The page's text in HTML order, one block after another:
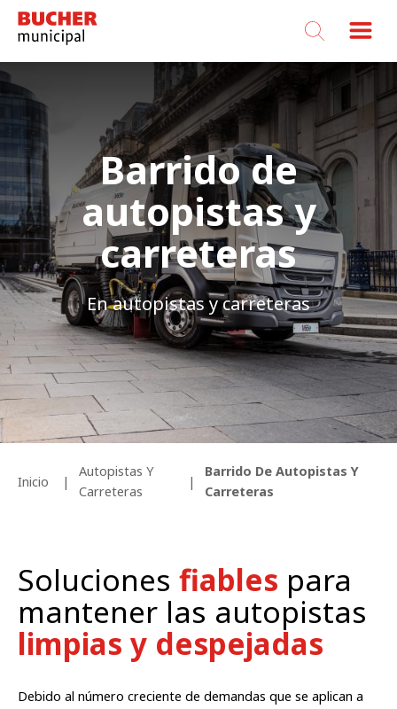
Bucher
Municipal
Barrido de
autopistas y
carreteras
En autopistas y carreteras
Inicio
Autopistas Y
Carreteras
Barrido De Autopistas Y
Carreteras
Soluciones fiables para
mantener las autopistas
limpias y despejadas
Debido al número creciente de demandas que se aplican a